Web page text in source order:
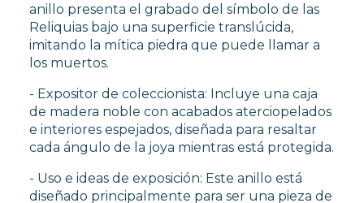
anillo presenta el grabado del símbolo de las
Reliquias bajo una superficie translúcida,
imitando la mítica piedra que puede llamar a
los muertos.
- Expositor de coleccionista: Incluye una caja
de madera noble con acabados aterciopelados
e interiores espejados, diseñada para resaltar
cada ángulo de la joya mientras está protegida.
- Uso e ideas de exposición: Este anillo está
diseñado principalmente para ser una pieza de